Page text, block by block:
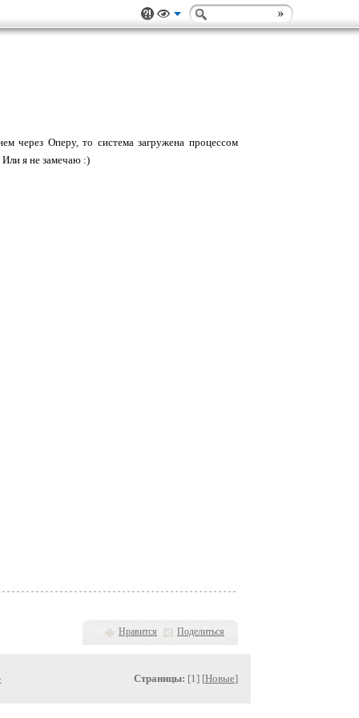
через Оперу, то система загружена процессом
Или я не замечаю :)
Нравится Поделиться
Страницы: [1] [Новые]